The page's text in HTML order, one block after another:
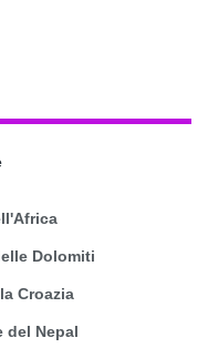
Dolomiti
Croazia
del Nepal